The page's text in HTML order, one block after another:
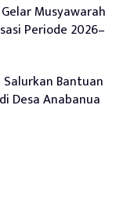
Musyawarah
Periode 2026–
Bantuan
Desa Anabanua